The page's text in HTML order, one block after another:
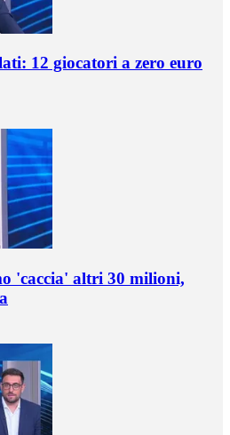
12 giocatori a zero euro
'caccia' altri 30 milioni,